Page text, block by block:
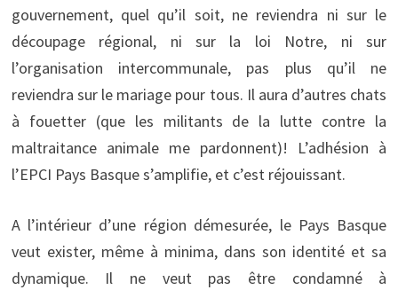
gouvernement, quel qu’il soit, ne reviendra ni sur le
découpage régional, ni sur la loi Notre, ni sur
l’organisation intercommunale, pas plus qu’il ne
reviendra sur le mariage pour tous. Il aura d’autres chats
à fouetter (que les militants de la lutte contre la
maltraitance animale me pardonnent)! L’adhésion à
l’EPCI Pays Basque s’amplifie, et c’est réjouissant.
A l’intérieur d’une région démesurée, le Pays Basque
veut exister, même à minima, dans son identité et sa
dynamique. Il ne veut pas être condamné à